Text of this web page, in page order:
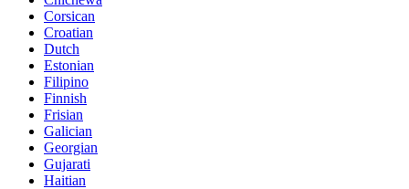
Corsican
Croatian
Dutch
Estonian
Filipino
Finnish
Frisian
Galician
Georgian
Gujarati
Haitian